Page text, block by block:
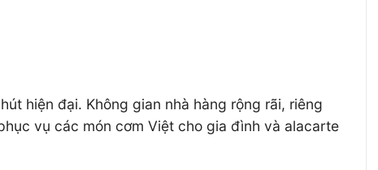
hiện đại. Không gian nhà hàng rộng rãi, riêng
vụ các món cơm Việt cho gia đình và alacarte